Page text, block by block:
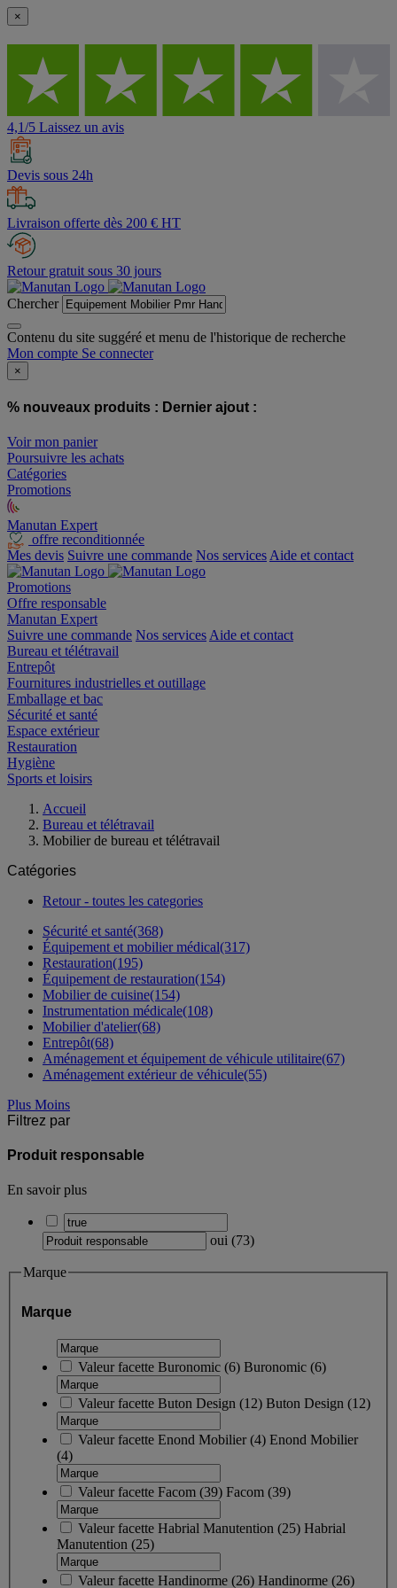
×
4,1/5 Laissez un avis
Devis sous 24h
Livraison offerte dès 200 € HT
Retour gratuit sous 30 jours
Chercher
Contenu du site suggéré et menu de l'historique de recherche
Mon compte Se connecter
×
% nouveaux produits : Dernier ajout :
Voir mon panier
Poursuivre les achats
Catégories
Promotions
Manutan Expert
offre reconditionnée
Mes devis Suivre une commande Nos services Aide et contact
Promotions
Offre responsable
Manutan Expert
Suivre une commande Nos services Aide et contact
Bureau et télétravail
Entrepôt
Fournitures industrielles et outillage
Emballage et bac
Sécurité et santé
Espace extérieur
Restauration
Hygiène
Sports et loisirs
Accueil
Bureau et télétravail
Mobilier de bureau et télétravail
Catégories
Retour - toutes les categories
Sécurité et santé(368)
Équipement et mobilier médical(317)
Restauration(195)
Équipement de restauration(154)
Mobilier de cuisine(154)
Instrumentation médicale(108)
Mobilier d'atelier(68)
Entrepôt(68)
Aménagement et équipement de véhicule utilitaire(67)
Aménagement extérieur de véhicule(55)
Plus Moins
Filtrez par
Produit responsable
En savoir plus
oui (73)
Marque
Marque
Valeur facette Buronomic (6) Buronomic (6)
Valeur facette Buton Design (12) Buton Design (12)
Valeur facette Enond Mobilier(4) Enond Mobilier
(4)
Valeur facette Facom (39) Facom (39)
Valeur facette Habrial Manutention (25) Habrial
Manutention (25)
Valeur facette Handinorme (26) Handinorme (26)